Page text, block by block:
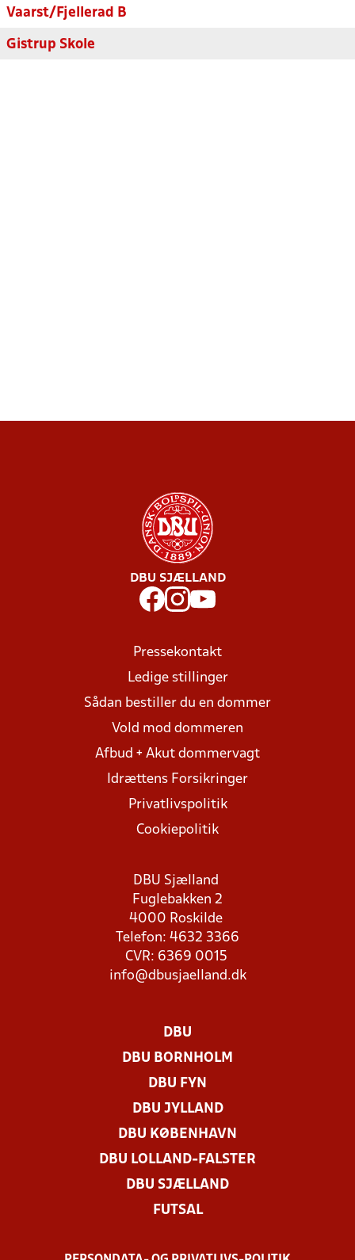
Vaarst/Fjellerad B
Gistrup Skole
DBU SJÆLLAND
Pressekontakt
Ledige stillinger
Sådan bestiller du en dommer
Vold mod dommeren
Afbud + Akut dommervagt
Idrættens Forsikringer
Privatlivspolitik
Cookiepolitik
DBU Sjælland
Fuglebakken 2
4000 Roskilde
Telefon: 4632 3366
CVR: 6369 0015
info@dbusjaelland.dk
DBU
DBU BORNHOLM
DBU FYN
DBU JYLLAND
DBU KØBENHAVN
DBU LOLLAND-FALSTER
DBU SJÆLLAND
FUTSAL